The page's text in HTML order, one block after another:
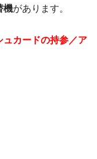
機があります。
ュカードの持参／ア